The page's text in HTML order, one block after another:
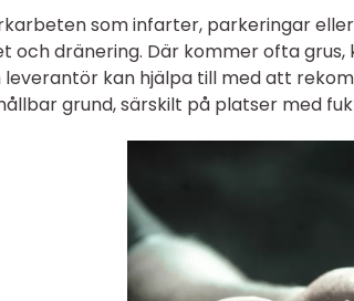
som infarter, parkeringar
och dränering. Där kommer ofta grus,
kan hjälpa till med att
grund, särskilt på platser med